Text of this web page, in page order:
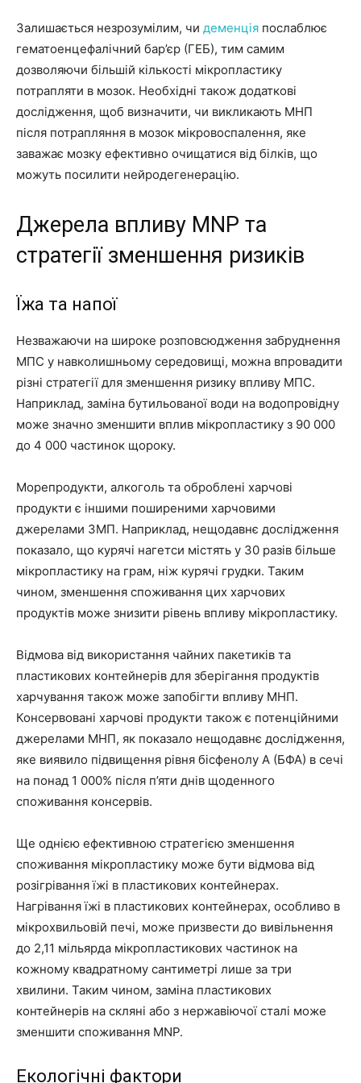
Залишається незрозумілим, чи деменція послаблює
гематоенцефалічний бар’єр (ГЕБ), тим самим
дозволяючи більшій кількості мікропластику
потрапляти в мозок. Необхідні також додаткові
дослідження, щоб визначити, чи викликають МНП
після потрапляння в мозок мікровоспалення, яке
заважає мозку ефективно очищатися від білків, що
можуть посилити нейродегенерацію.
Джерела впливу MNP та
стратегії зменшення ризиків
Їжа та напої
Незважаючи на широке розповсюдження забруднення
МПС у навколишньому середовищі, можна впровадити
різні стратегії для зменшення ризику впливу МПС.
Наприклад, заміна бутильованої води на водопровідну
може значно зменшити вплив мікропластику з 90 000
до 4 000 частинок щороку.
Морепродукти, алкоголь та оброблені харчові
продукти є іншими поширеними харчовими
джерелами ЗМП. Наприклад, нещодавнє дослідження
показало, що курячі нагетси містять у 30 разів більше
мікропластику на грам, ніж курячі грудки. Таким
чином, зменшення споживання цих харчових
продуктів може знизити рівень впливу мікропластику.
Відмова від використання чайних пакетиків та
пластикових контейнерів для зберігання продуктів
харчування також може запобігти впливу МНП.
Консервовані харчові продукти також є потенційними
джерелами МНП, як показало нещодавнє дослідження,
яке виявило підвищення рівня бісфенолу А (БФА) в сечі
на понад 1 000% після п’яти днів щоденного
споживання консервів.
Ще однією ефективною стратегією зменшення
споживання мікропластику може бути відмова від
розігрівання їжі в пластикових контейнерах.
Нагрівання їжі в пластикових контейнерах, особливо в
мікрохвильовій печі, може призвести до вивільнення
до 2,11 мільярда мікропластикових частинок на
кожному квадратному сантиметрі лише за три
хвилини. Таким чином, заміна пластикових
контейнерів на скляні або з нержавіючої сталі може
зменшити споживання MNP.
Екологічні фактори